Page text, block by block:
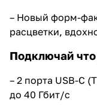
– Новый форм-
расцветки,
Подключай
– 2 порта USB-C
до 40 Гбит/с